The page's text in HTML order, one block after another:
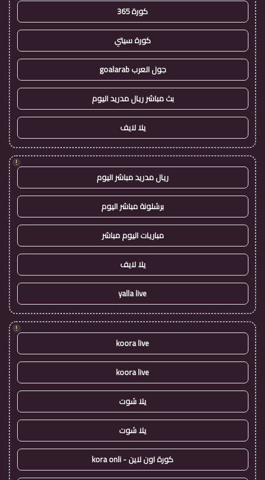
كورة 365
كورة سيتي
جول العرب goalarab
بث مباشر ريال مدريد اليوم
يلا لايف
!
ريال مدريد مباشر اليوم
برشلونة مباشر اليوم
مباريات اليوم مباشر
يلا لايف
yalla live
!
koora live
koora live
يلا شوت
يلا شوت
كورة اون لاين - kora onli